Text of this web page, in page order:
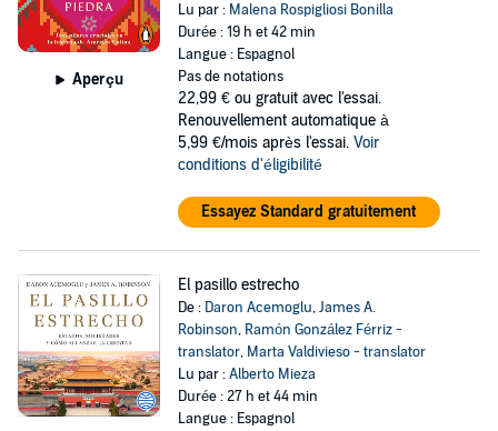
Aperçu
Lu par : Malena Rospigliosi Bonilla
Durée : 19 h et 42 min
Langue : Espagnol
Pas de notations
22,99 € ou gratuit avec l'essai.
Renouvellement automatique à
5,99 €/mois après l'essai. Voir
conditions d'éligibilité
Essayez Standard gratuitement
El pasillo estrecho
De : Daron Acemoglu,James A.
Robinson, Ramón González Férriz -
translator, Marta Valdivieso - translator
Lu par :Alberto Mieza
Durée : 27 h et 44 min
Langue : Espagnol